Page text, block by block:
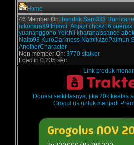
Home
46 Member On: hendrik Sam333 Hurricane
nikonara89 Imami_Ahjazi choyz16 cuenxx
yuananggono Yoichii kharanaissance
Naito98 KuroDarkness NamikazePaimun
AnotherCharacter
Non-member On: 3770 stalker.
Load in 0.235 sec
Link produk
Donasi seikhlasnya, jika 20k keatas
Grogol.us untuk menjadi